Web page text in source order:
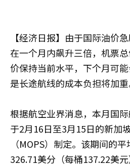
【经济日报】由于国际油价
在一个月内飙升三倍，机票
价保持当前水平，下个月可
是长途航线的成本负担将加重
根据航空业界消息，本月国
于2月16日至3月15日的新加
（MOPS）制定。该期间的
326.71美分（每桶137.22美